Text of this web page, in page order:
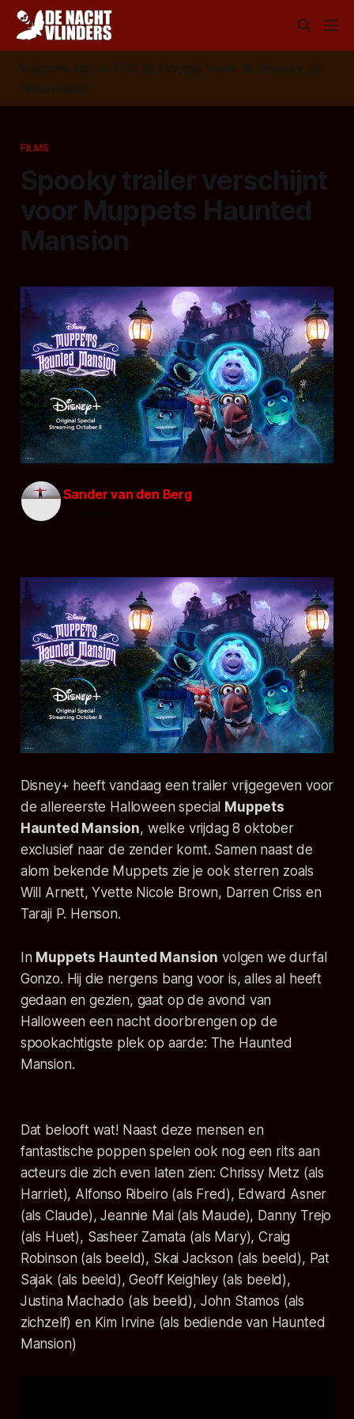
Volg ons op: 📣 RSS 📰 Google News 🦋 Bluesky
✉️
Nieuwsbrief
FILMS
Spooky trailer verschijnt
voor Muppets Haunted
Mansion
Sander van den Berg
Disney+ heeft vandaag een trailer vrijgegeven voor
de allereerste Halloween special Muppets
Haunted Mansion, welke vrijdag 8 oktober
exclusief naar de zender komt. Samen naast de
alom bekende Muppets zie je ook sterren zoals
Will Arnett, Yvette Nicole Brown, Darren Criss en
Taraji P. Henson.
In Muppets Haunted Mansion volgen we durfal
Gonzo. Hij die nergens bang voor is, alles al heeft
gedaan en gezien, gaat op de avond van
Halloween een nacht doorbrengen op de
spookachtigste plek op aarde: The Haunted
Mansion.
Dat belooft wat! Naast deze mensen en
fantastische poppen spelen ook nog een rits aan
acteurs die zich even laten zien: Chrissy Metz (als
Harriet), Alfonso Ribeiro (als Fred), Edward Asner
(als Claude),Jeannie Mai(als Maude), Danny Trejo
(als Huet), Sasheer Zamata (als Mary),Craig
Robinson(als beeld), Skai Jackson(als beeld), Pat
Sajak (als beeld),Geoff Keighley (als beeld),
Justina Machado (als beeld), John Stamos (als
zichzelf) en Kim Irvine (als bediende van Haunted
Mansion)